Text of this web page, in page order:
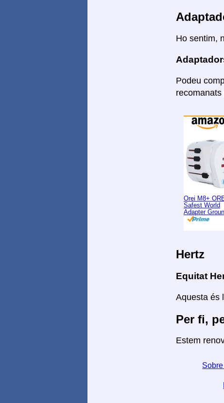
Ho sentim,
Podeu
Orei M8+
Safest World
Adapter
Hertz
Equitat
Aquesta és
Per fi,
Estem